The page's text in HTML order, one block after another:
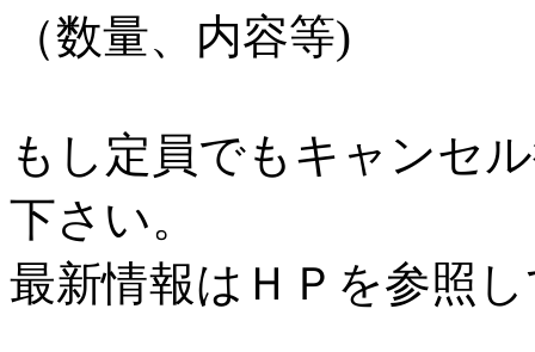
（数量、内容等)
もし定員でもキャンセ
下さい。
最新情報はＨＰを参照